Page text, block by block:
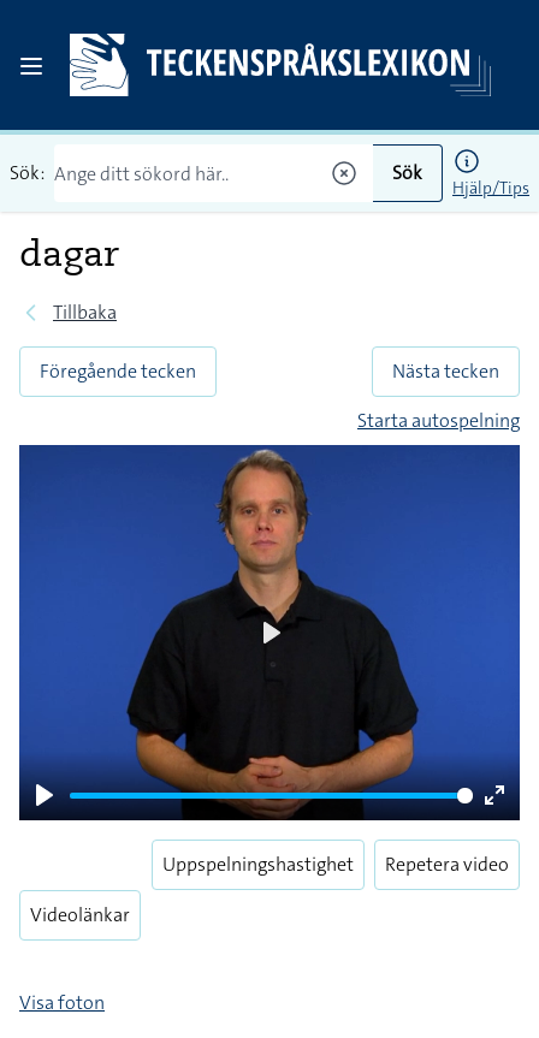
Sök: Sök
Hjälp/Tips
dagar
Tillbaka
Föregående tecken
Nästa tecken
Starta autospelning
Play
Enter
Play
Videolänkar
Uppspelningshastighet Repetera video
Visa foton